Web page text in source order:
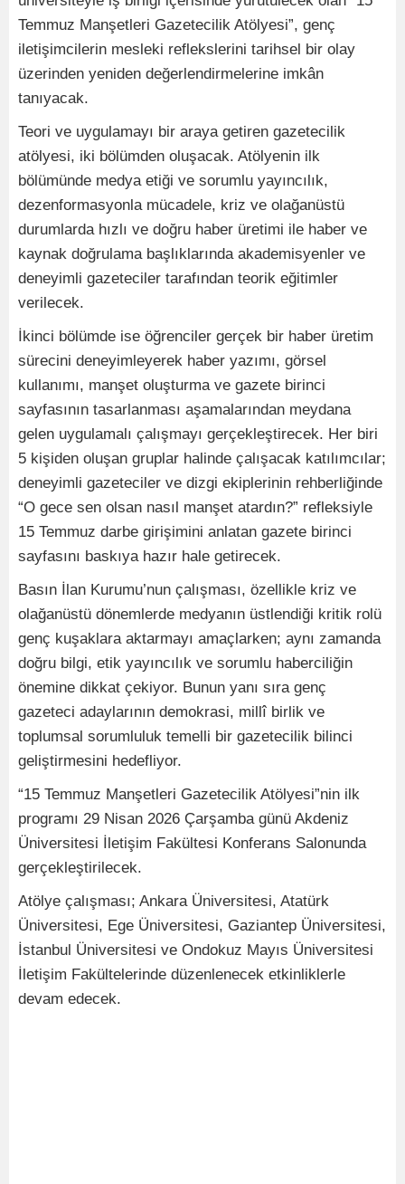
Temmuz Manşetleri Gazetecilik Atölyesi”, genç
iletişimcilerin mesleki reflekslerini tarihsel bir olay
üzerinden yeniden değerlendirmelerine imkân
tanıyacak.
Teori ve uygulamayı bir araya getiren gazetecilik
atölyesi, iki bölümden oluşacak. Atölyenin ilk
bölümünde medya etiği ve sorumlu yayıncılık,
dezenformasyonla mücadele, kriz ve olağanüstü
durumlarda hızlı ve doğru haber üretimi ile haber ve
kaynak doğrulama başlıklarında akademisyenler ve
deneyimli gazeteciler tarafından teorik eğitimler
verilecek.
İkinci bölümde ise öğrenciler gerçek bir haber üretim
sürecini deneyimleyerek haber yazımı, görsel
kullanımı, manşet oluşturma ve gazete birinci
sayfasının tasarlanması aşamalarından meydana
gelen uygulamalı çalışmayı gerçekleştirecek. Her biri
5 kişiden oluşan gruplar halinde çalışacak katılımcılar;
deneyimli gazeteciler ve dizgi ekiplerinin rehberliğinde
“O gece sen olsan nasıl manşet atardın?” refleksiyle
15 Temmuz darbe girişimini anlatan gazete birinci
sayfasını baskıya hazır hale getirecek.
Basın İlan Kurumu’nun çalışması, özellikle kriz ve
olağanüstü dönemlerde medyanın üstlendiği kritik rolü
genç kuşaklara aktarmayı amaçlarken; aynı zamanda
doğru bilgi, etik yayıncılık ve sorumlu haberciliğin
önemine dikkat çekiyor. Bunun yanı sıra genç
gazeteci adaylarının demokrasi, millî birlik ve
toplumsal sorumluluk temelli bir gazetecilik bilinci
geliştirmesini hedefliyor.
“15 Temmuz Manşetleri Gazetecilik Atölyesi”nin ilk
programı 29 Nisan 2026 Çarşamba günü Akdeniz
Üniversitesi İletişim Fakültesi Konferans Salonunda
gerçekleştirilecek.
Atölye çalışması; Ankara Üniversitesi, Atatürk
Üniversitesi, Ege Üniversitesi, Gaziantep Üniversitesi,
İstanbul Üniversitesi ve Ondokuz Mayıs Üniversitesi
İletişim Fakültelerinde düzenlenecek etkinliklerle
devam edecek.